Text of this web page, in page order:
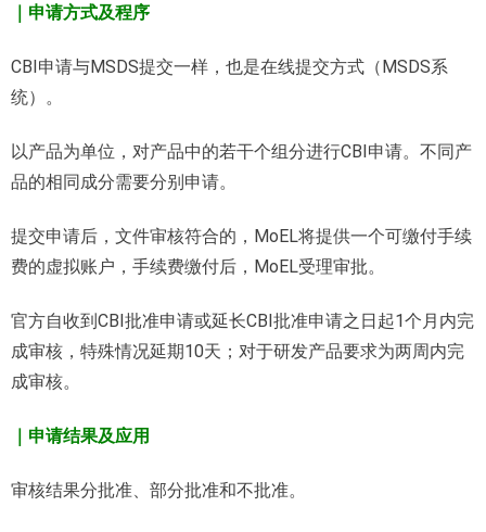
｜申请方式及程序
CBI申请与MSDS提交一样，也是在线提交方式（MSDS系
统）。
以产品为单位，对产品中的若干个组分进行CBI申请。不同产
品的相同成分需要分别申请。
提交申请后，文件审核符合的，MoEL将提供一个可缴付手续
费的虚拟账户，手续费缴付后，MoEL受理审批。
官方自收到CBI批准申请或延长CBI批准申请之日起1个月内完
成审核，特殊情况延期10天；对于研发产品要求为两周内完
成审核。
｜申请结果及应用
审核结果分批准、部分批准和不批准。